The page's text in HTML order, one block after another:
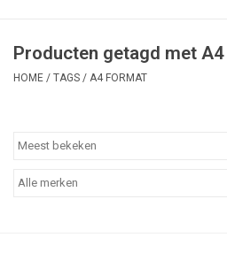
Producten getagd met
HOME / TAGS / A4 FORMAT